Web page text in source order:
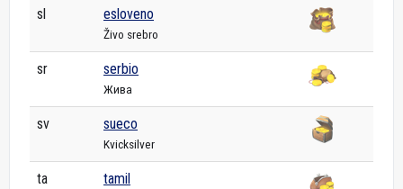
sl esloveno
Živo srebro
sr serbio
Жива
sv sueco
Kvicksilver
ta tamil